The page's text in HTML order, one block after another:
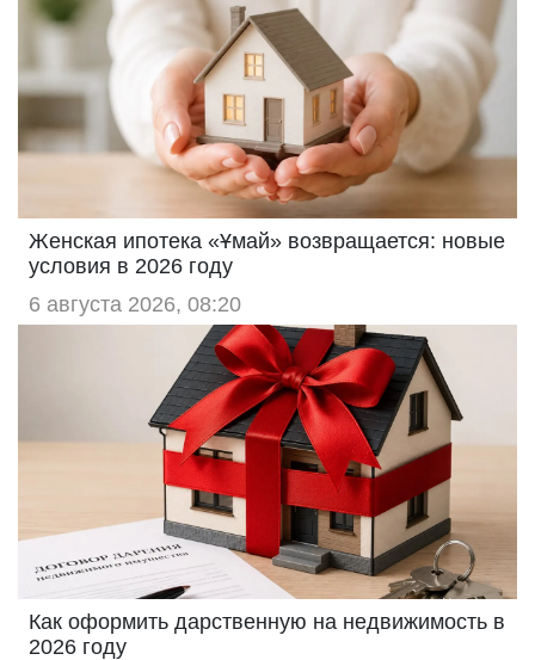
Женская ипотека «Ұмай» возвращается: новые
условия в 2026 году
6 августа 2026, 08:20
Как оформить дарственную на недвижимость в
2026 году